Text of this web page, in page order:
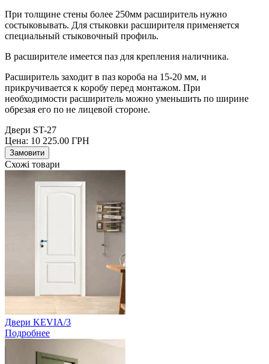
При толщине стены более 250мм расширитель нужно
состыковывать. Для стыковки расширителя применяется
специальный стыковочный профиль.
В расширителе имеется паз для крепления наличника.
Расширитель заходит в паз короба на 15-20 мм, и
прикручивается к коробу перед монтажом. При
необходимости расширитель можно уменьшить по ширине
обрезая его по не лицевой стороне.
Двери ST-27
Цена: 10 225.00 ГРН
Замовити
Схожі товари
Двери KEVIA/3
Подробнее